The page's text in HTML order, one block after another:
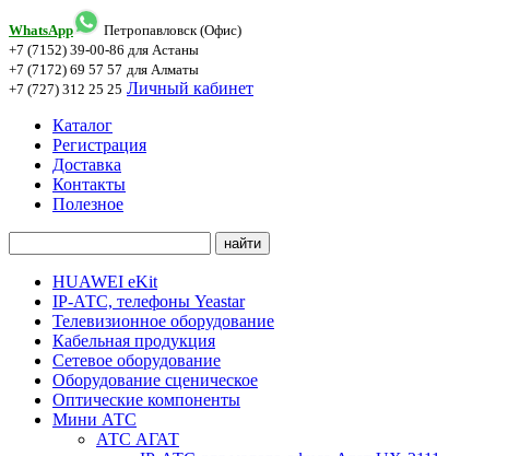
WhatsApp
Петропавловск (Офис)
+7 (7152) 39-00-86 для Астаны
+7 (7172) 69 57 57 для Алматы
+7 (727) 312 25 25 Личный кабинет
Каталог
Регистрация
Доставка
Контакты
Полезное
HUAWEI eKit
IP-АТС, телефоны Yeastar
Телевизионное оборудование
Кабельная продукция
Сетевое оборудование
Оборудование сценическое
Оптические компоненты
Мини АТС
АТС АГАТ